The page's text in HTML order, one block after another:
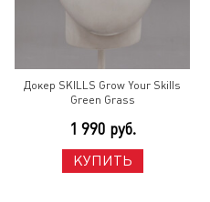
Докер SKILLS Grow Your Skills
Green Grass
1 990 руб.
КУПИТЬ